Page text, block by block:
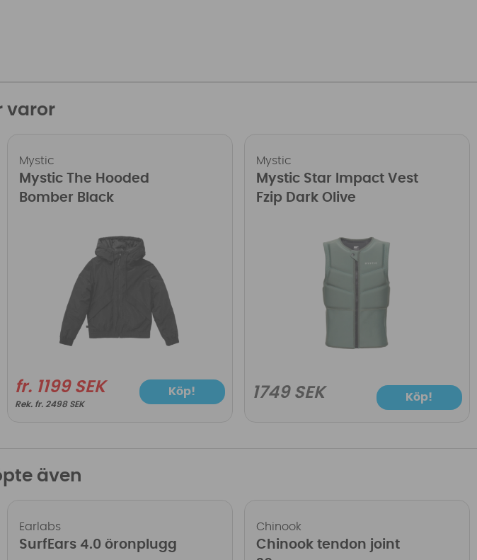
varor
Mystic
Mystic The Hooded
Bomber Black
fr. 1199 SEK
fr. 2498 SEK
Köp!
Mystic
Mystic Star Impact Vest
Fzip Dark Olive
1749 SEK Köp!
även
Earlabs
SurfEars 4.0 öronplugg
Chinook
Chinook tendon joint